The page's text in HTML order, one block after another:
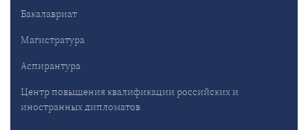
Бакалавриат
Магистратура
Аспирантура
Центр повышения квалификации российских и
иностранных дипломатов